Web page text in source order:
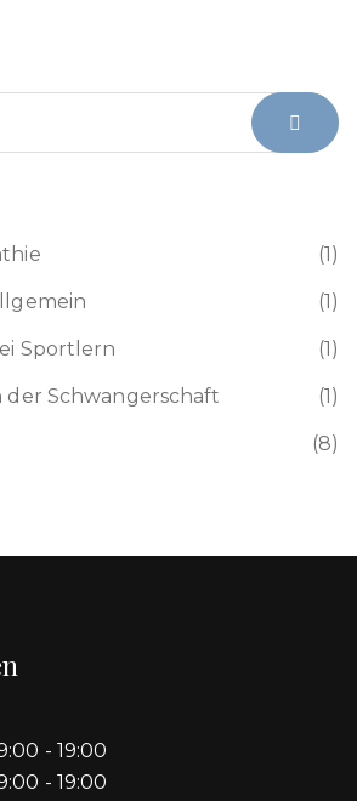
(1)
(1)
Sportlern (1)
der Schwangerschaft (1)
(8)
- 19:00
- 19:00